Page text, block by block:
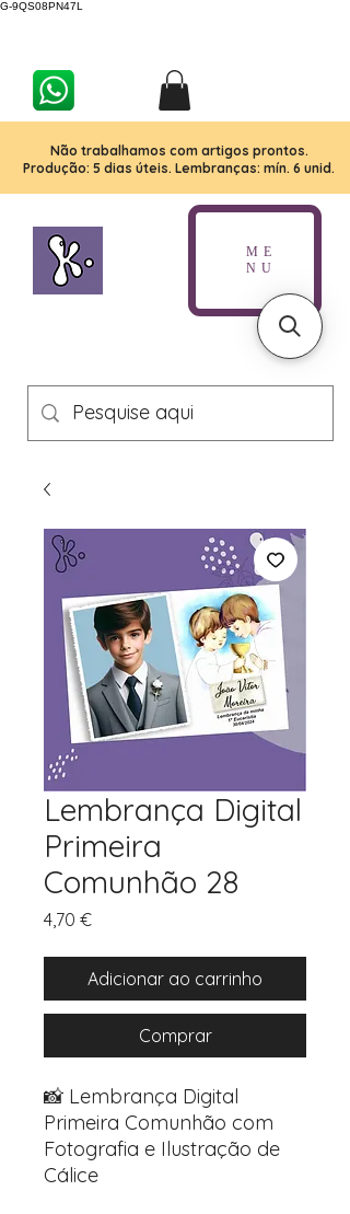
G-9QS08PN47L
Não trabalhamos com artigos prontos.
Produção: 5 dias úteis. Lembranças: mín. 6 unid.
ME
NU
Lembrança Digital
Primeira
Comunhão 28
4,70 €Preço
Adicionar ao carrinho
Comprar
📸 Lembrança Digital
Primeira Comunhão com
Fotografia e Ilustração de
Cálice